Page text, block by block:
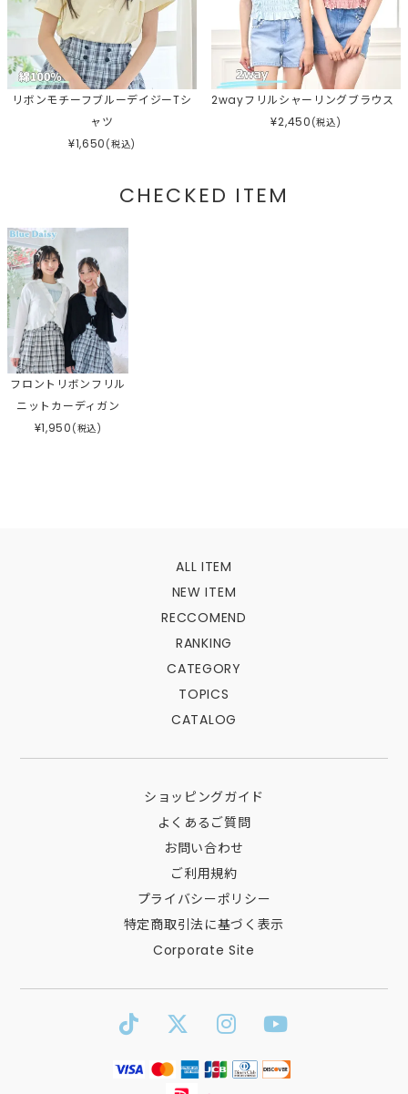
リボンモチーフブルーデイジーTシ
ャツ
¥1,650 (税込)
2wayフリルシャーリングブラウス
¥2,450 (税込)
CHECKED ITEM
フロントリボンフリル
ニットカーディガン
¥1,950 (税込)
ALL ITEM
NEW ITEM
RECCOMEND
RANKING
CATEGORY
TOPICS
CATALOG
ショッピングガイド
よくあるご質問
お問い合わせ
ご利用規約
プライバシーポリシー
特定商取引法に基づく表示
Corporate Site